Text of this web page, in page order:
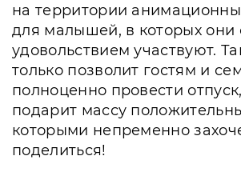
на территории
для малышей, в которых они
удовольствием участвуют.
только позволит гостям и
полноценно провести
подарит массу
которыми непременно
поделиться!